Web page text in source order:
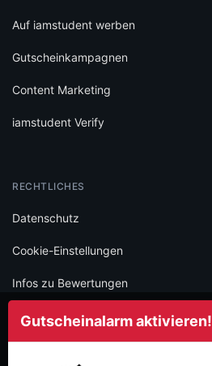
Gutscheinalarm aktivieren!
Auf iamstudent werben
Gutscheinkampagnen
Content Marketing
iamstudent Verify
RECHTLICHES
Datenschutz
Cookie-Einstellungen
Infos zu Bewertungen
AGB